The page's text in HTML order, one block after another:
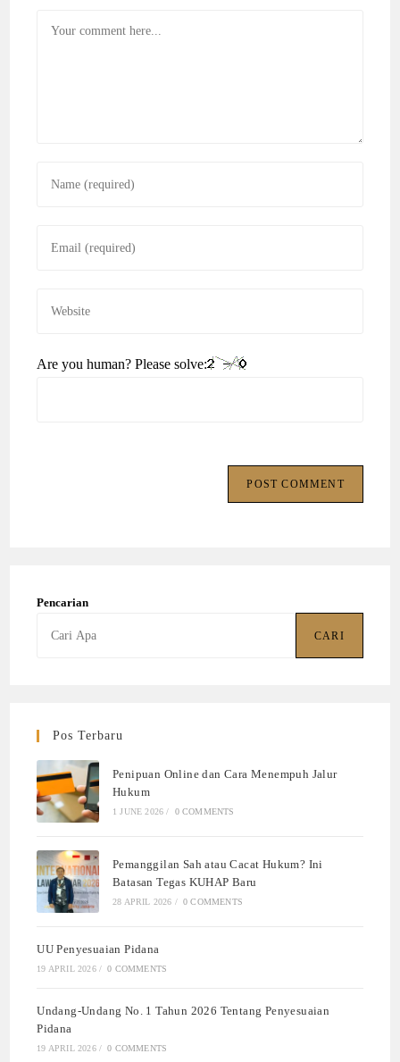
comment
URL
Are you human? Please solve:
Pencarian
CARI
Pos Terbaru
Penipuan Online dan Cara Menempuh Jalur
Hukum
1 JUNE 2026 / 0 COMMENTS
Pemanggilan Sah atau Cacat Hukum? Ini
Batasan Tegas KUHAP Baru
28 APRIL 2026 / 0 COMMENTS
UU Penyesuaian Pidana
19 APRIL 2026 / 0 COMMENTS
Undang-Undang No. 1 Tahun 2026 Tentang Penyesuaian
Pidana
19 APRIL 2026 / 0 COMMENTS